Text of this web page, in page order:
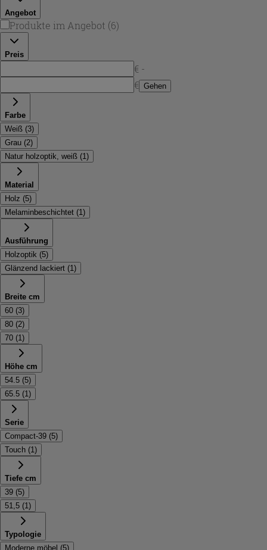
Angebot
Produkte im Angebot (6)
Preis
€ -
€ Gehen
Farbe
Weiß (3)
Grau (2)
Natur holzoptik, weiß (1 )
Material
Holz (5)
Melaminbeschichtet (1 )
Ausführung
Holzoptik (5)
Glänzend lackiert (1 )
Breite cm
60 (3)
80 (2)
70 (1 )
Höhe cm
54.5 (5)
65.5 (1 )
Serie
Compact-39 (5)
Touch (1 )
Tiefe cm
39 (5)
51,5 (1 )
Typologie
Moderne möbel (5)